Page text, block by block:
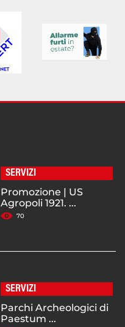
SERVIZI
Promozione | US
Agropoli 1921. ...
70
SERVIZI
Parchi Archeologici di
Paestum ...